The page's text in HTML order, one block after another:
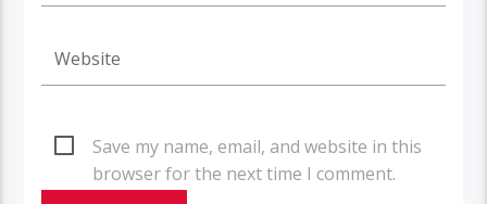
Save my name, email, and website in this
browser for the next time I comment.